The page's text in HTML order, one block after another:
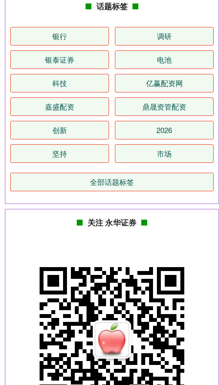
话题标签
银行 调研
银泰证券 电池
科技 亿赢配资网
嘉盛配资 鼎晟资管配资
创新 2026
坚持 市场
全部话题标签
关注 永华证券